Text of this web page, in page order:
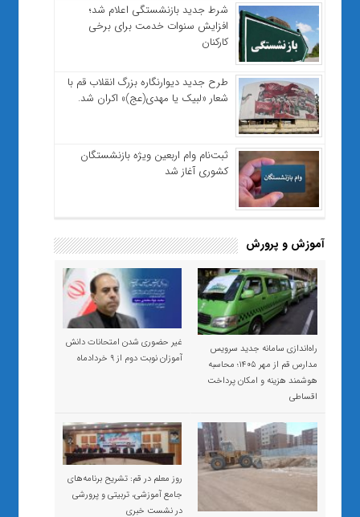
شرط جدید بازنشستگی اعلام شد؛
افزایش سنوات خدمت برای برخی
کارکنان
طرح جدید دیوارنگاره بزرگ انقلاب قم با
شعار «لبیک یا مهدی(عج)» اکران شد.
ثبت‌نام وام اربعین ویژه بازنشستگان
کشوری آغاز شد
آموزش و پرورش
راه‌اندازی سامانه جدید سرویس
مدارس قم از مهر ۱۴۰۵؛ محاسبه
هوشمند هزینه و امکان پرداخت
اقساطی
غیر حضوری شدن امتحانات دانش
آموزان نوبت دوم از ۹ خردادماه
روز معلم در قم: تشریح برنامه‌های
جامع آموزشی، تربیتی و پرورشی
در نشست خبری